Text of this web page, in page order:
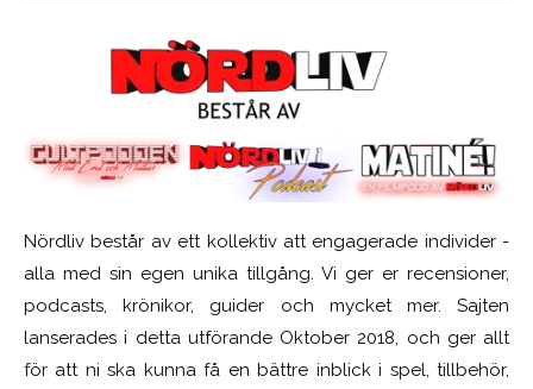
Nördliv består av ett kollektiv att engagerade individer -
alla med sin egen unika tillgång. Vi ger er recensioner,
podcasts, krönikor, guider och mycket mer. Sajten
lanserades i detta utförande Oktober 2018, och ger allt
för att ni ska kunna få en bättre inblick i spel, tillbehör,